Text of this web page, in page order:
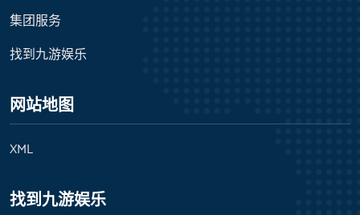
集团服务
找到九游娱乐
网站地图
XML
找到九游娱乐